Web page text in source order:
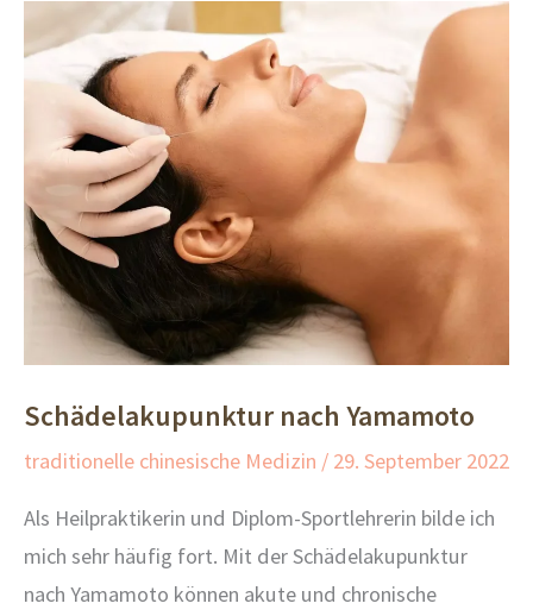
Schädelakupunktur nach Yamamoto
traditionelle chinesische Medizin / 29. September 2022
Als Heilpraktikerin und Diplom-Sportlehrerin bilde ich
mich sehr häufig fort. Mit der Schädelakupunktur
nach Yamamoto können akute und chronische